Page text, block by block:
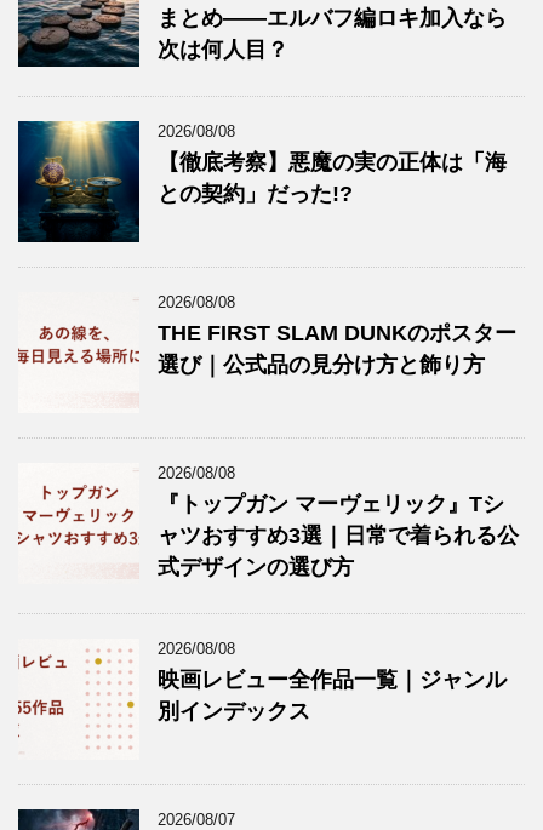
まとめ——エルバフ編ロキ加入なら
次は何人目？
2026/08/08
【徹底考察】悪魔の実の正体は「海
との契約」だった!?
2026/08/08
THE FIRST SLAM DUNKのポスター
選び｜公式品の見分け方と飾り方
2026/08/08
『トップガン マーヴェリック』Tシ
ャツおすすめ3選｜日常で着られる公
式デザインの選び方
2026/08/08
映画レビュー全作品一覧｜ジャンル
別インデックス
2026/08/07